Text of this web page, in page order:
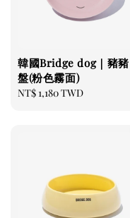
韓國Bridge dog｜豬豬
盤(粉色霧面)
Regular
NT$ 1,180 TWD